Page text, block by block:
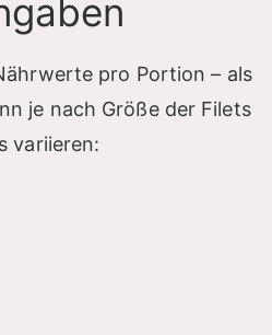
pro Portion – als
je nach Größe der Filets
variieren: